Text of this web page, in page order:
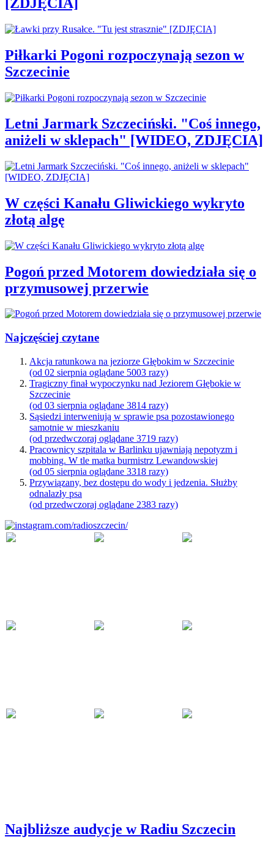
[ZDJĘCIA]
Piłkarki Pogoni rozpoczynają sezon w
Szczecinie
Letni Jarmark Szczeciński. "Coś innego,
aniżeli w sklepach" [WIDEO, ZDJĘCIA]
W części Kanału Gliwickiego wykryto
złotą algę
Pogoń przed Motorem dowiedziała się o
przymusowej przerwie
Najczęściej czytane
Akcja ratunkowa na jeziorze Głębokim w Szczecinie
(od 02 sierpnia oglądane 5003 razy)
Tragiczny finał wypoczynku nad Jeziorem Głębokie w
Szczecinie
(od 03 sierpnia oglądane 3814 razy)
Sąsiedzi interweniują w sprawie psa pozostawionego
samotnie w mieszkaniu
(od przedwczoraj oglądane 3719 razy)
Pracownicy szpitala w Barlinku ujawniają nepotyzm i
mobbing. W tle matka burmistrz Lewandowskiej
(od 05 sierpnia oglądane 3318 razy)
Przywiązany, bez dostępu do wody i jedzenia. Służby
odnalazły psa
(od przedwczoraj oglądane 2383 razy)
Najbliższe audycje w Radiu Szczecin